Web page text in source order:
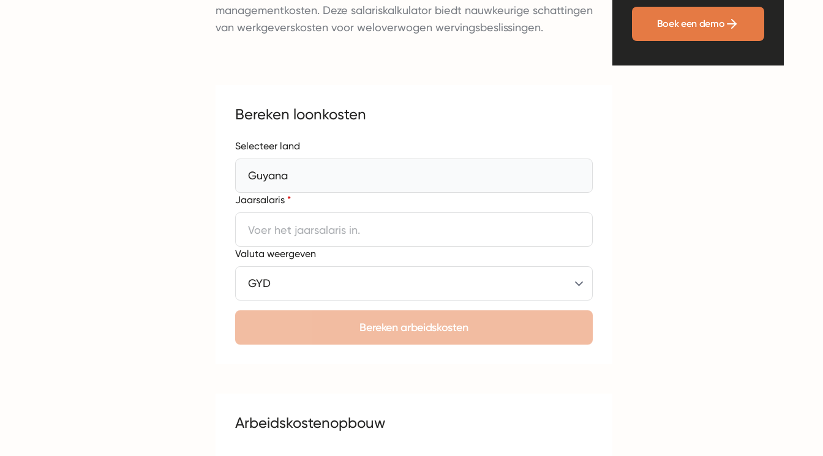
managementkosten. Deze salariskalkulator biedt nauwkeurige schattingen
van werkgeverskosten voor weloverwogen wervingsbeslissingen.
Bereken loonkosten
Selecteer land
Guyana
Jaarsalaris *
Valuta weergeven
Bereken arbeidskosten
Arbeidskostenopbouw
Boek een demo